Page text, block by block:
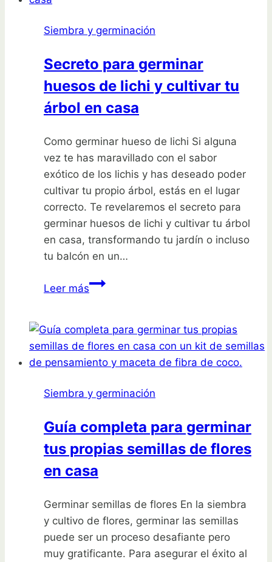
completa
detallada
Siembra y germinación
Secreto para germinar
huesos de lichi y cultivar tu
árbol en casa
Como germinar hueso de lichi Si alguna
vez te has maravillado con el sabor
exótico de los lichis y has deseado poder
cultivar tu propio árbol, estás en el lugar
correcto. Te revelaremos el secreto para
germinar huesos de lichi y cultivar tu árbol
en casa, transformando tu jardín o incluso
tu balcón en un…
Leer másSecreto
huesos
de
lichi
cultivar
árbol
en
Siembra y germinación
Guía completa para germinar
tus propias semillas de flores
en casa
Germinar semillas de flores En la siembra
y cultivo de flores, germinar las semillas
puede ser un proceso desafiante pero
muy gratificante. Para asegurar el éxito al